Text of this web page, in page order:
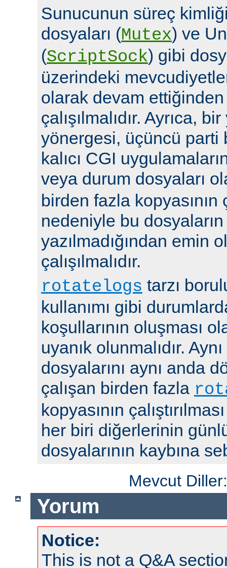
Sunucunun süreç
dosyaları (Mutex) ve
(ScriptSock) gibi
üzerindeki
olarak devam
çalışılmalıdır. Ayrıca,
yönergesi, üçüncü parti
kalıcı CGI
veya durum dosyaları
birden fazla kopyasının
nedeniyle bu
yazılmadığından emin
çalışılmalıdır.
rotatelogs tarzı
kullanımı gibi
koşullarının oluşması
uyanık olunmalıdır.
dosyalarını aynı anda
çalışan birden fazla
kopyasının
her biri diğerlerinin
dosyalarının kaybına
Mevcut
Yorum
Notice:
This is not a Q&A